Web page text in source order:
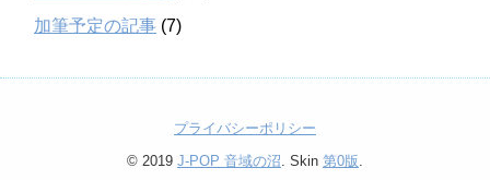
加筆予定の記事 (7)
プライバシーポリシー
© 2019 J-POP 音域の沼 . Skin 第0版